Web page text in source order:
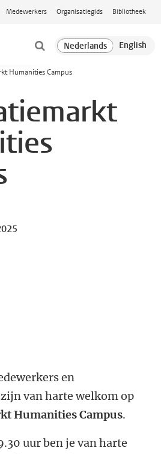
Medewerkers Organisatiegids Bibliotheek
Humanities Campus
en
van harte welkom op
Humanities Campus.
uur ben je van harte